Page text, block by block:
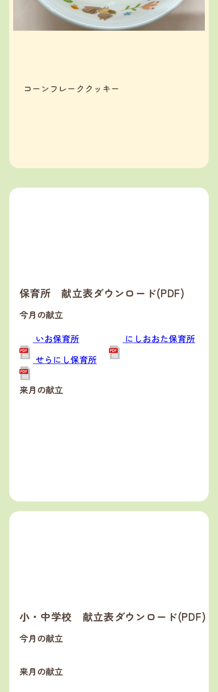
コーンフレーククッキー
保育所 献立表ダウンロード(PDF)
今月の献立
いお保育所
にしおおた保育所
せらにし保育所
来月の献立
小・中学校 献立表ダウンロード(PDF)
今月の献立
来月の献立